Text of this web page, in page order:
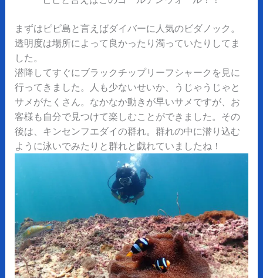
まずはピピ島と言えばダイバーに人気のビダノック。
透明度は場所によって良かったり濁っていたりしてま
した。
潜降してすぐにブラックチップリーフシャークを見に
行ってきました。人も少ないせいか、うじゃうじゃと
サメがたくさん。なかなか動きが早いサメですが、お
客様も自分で見つけて楽しむことができました。その
後は、キンセンフエダイの群れ。群れの中に潜り込む
ように泳いでみたりと群れと戯れていましたね！